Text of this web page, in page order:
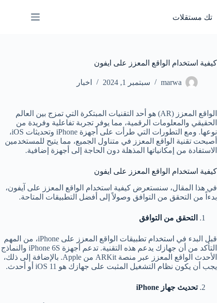
إلى
المحتوى
تك مستقلات
كيفية استخدام الواقع المعزز على ايفون
marwa سبتمبر 1, 2024 اخبار
الواقع المعزز (AR) هو أحد التقنيات المبتكرة التي تمزج بين العالم
الحقيقي والمعلومات الرقمية، مما يوفر تجربة تفاعلية وفريدة من
نوعها. ومع التطورات التي طرأت على أجهزة iPhone وتحديثات iOS،
أصبحت تقنية الواقع المعزز في متناول الجميع، مما يتيح للمستخدمين
الاستفادة من إمكانياتها المذهلة دون الحاجة إلى أجهزة إضافية.
كيفية استخدام الواقع المعزز على ايفون
في هذا المقال، سنستعرض كيفية استخدام الواقع المعزز على آيفون،
بدءاً من التحقق من التوافق وصولاً إلى أفضل التطبيقات المتاحة.
التحقق من التوافق
قبل البدء في استخدام تطبيقات الواقع المعزز على iPhone، من المهم
التأكد من أن جهازك يدعم هذه التقنية. تدعم أجهزة iPhone 6S والنماذج
الأحدث الواقع المعزز عبر منصة ARKit من Apple. بالإضافة إلى ذلك،
يجب أن يكون نظام التشغيل المثبت على جهازك هو iOS 11 أو أحدث.
تحديث جهاز iPhone